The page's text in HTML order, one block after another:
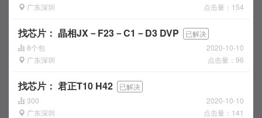
广东深圳
点击量：154
找芯片： 晶相JX－F23－C1－D3 DVP
已解决
8个包
广东深圳
2020-10-10
点击量：96
找芯片： 君正T10 H42
已解决
300
广东深圳
2020-10-10
点击量：141